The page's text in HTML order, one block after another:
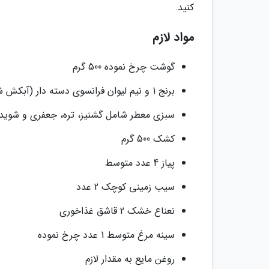
کنید.
مواد لازم
گوشت چرخ نموده 500 گرم
برنج 1 و نیم لیوان فرانسوی دسته دار (آبکش شده)
سبزی معطر شامل گشنیز، تره، جعفری و شوید 7 قاشق
کشک 500 گرم
پیاز 4 عدد متوسط
سیب زمینی کوچک 2 عدد
نعناع خشک 2 قاشق غذاخوری
سینه مرغ متوسط 1 عدد چرخ نموده
روغن مایع به مقدار لازم